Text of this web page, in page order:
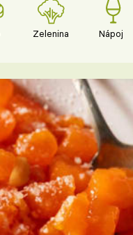
Zelenina Nápoje